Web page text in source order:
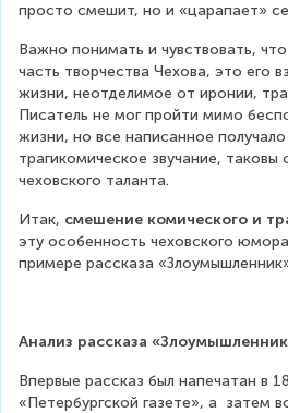
просто смешит, но и «царапает»
Важно понимать и чувствовать,
часть творчества Чехова, это его
жизни, неотделимое от иронии,
Писатель не мог пройти мимо
жизни, но все написанное
трагикомическое звучание, таковы
чеховского таланта.
Итак, смешение комического и
эту особенность чеховского
примере рассказа
Анализ рассказа
Впервые рассказ был напечатан в
«Петербургской газете», а  затем